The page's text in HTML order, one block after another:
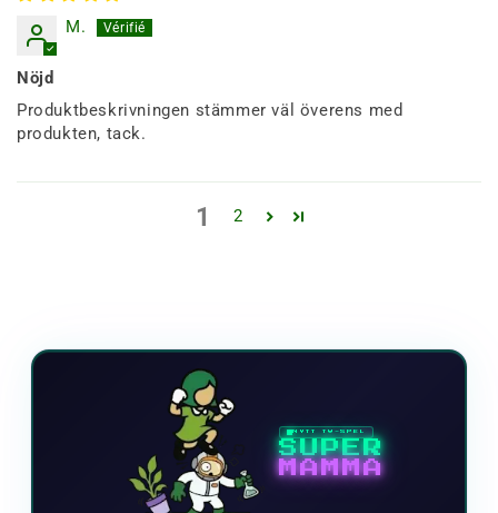
M.
Nöjd
Produktbeskrivningen stämmer väl överens med
produkten, tack.
1 2
NYTT TV-SPEL
SUPER
MAMMA